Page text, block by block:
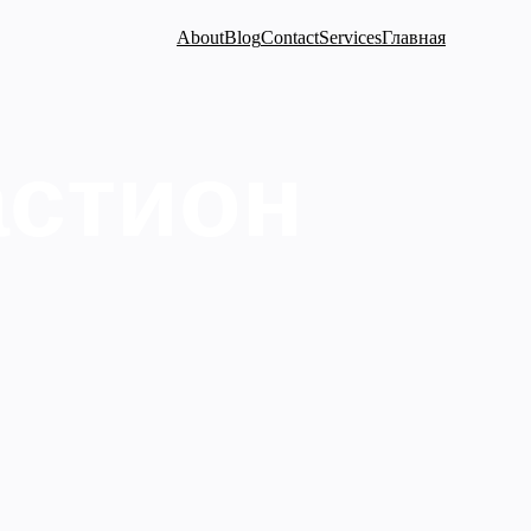
AboutBlogContactServicesГлавная